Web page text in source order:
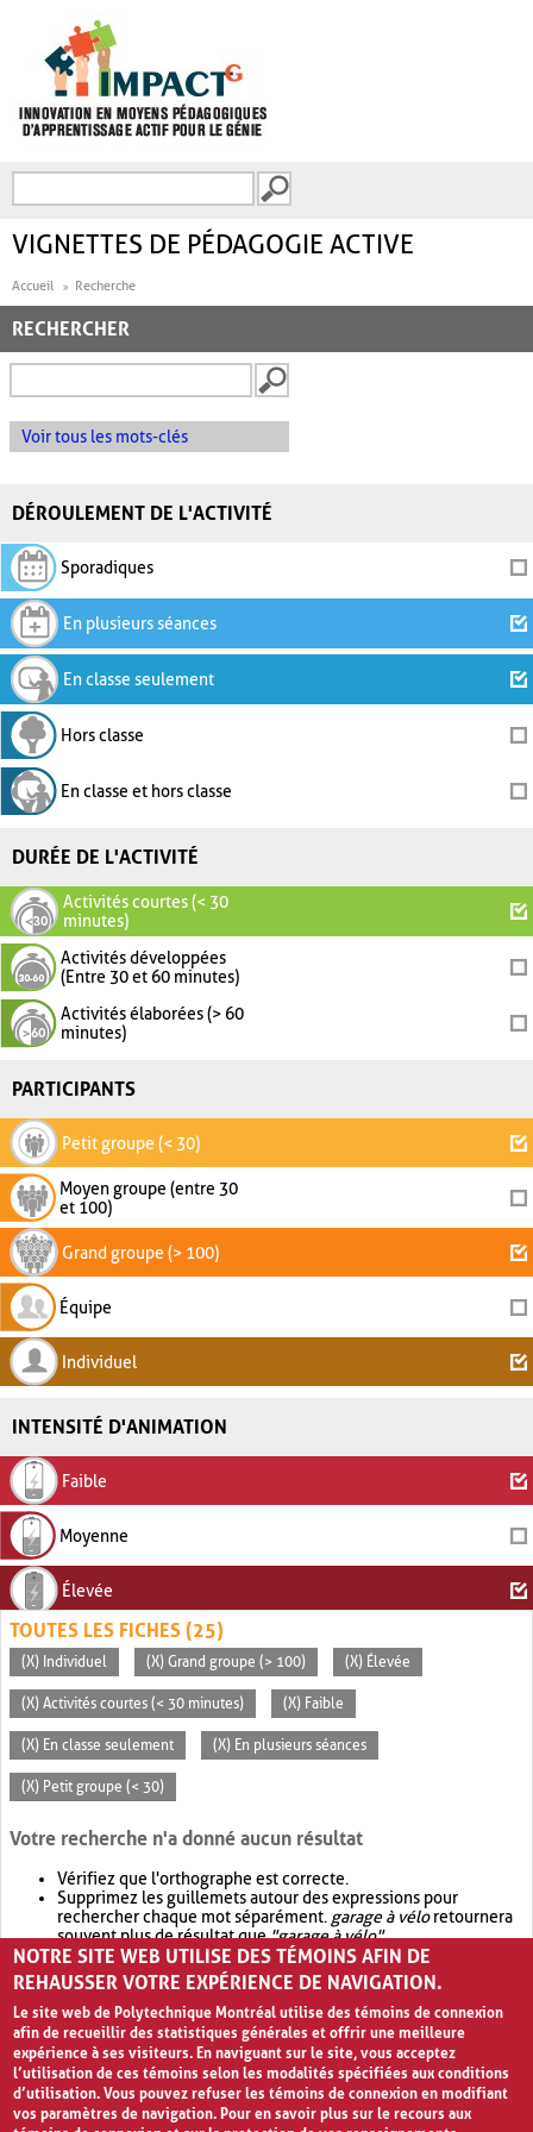
FORMULAIRE DE
VIGNETTES DE PÉDAGOGIE ACTIVE
Accueil Recherche
RECHERCHER
Voir tous les mots-clés
DÉROULEMENT DE L'ACTIVITÉ
Sporadiques
En plusieurs séances
En classe seulement
Hors classe
En classe et hors classe
DURÉE DE L'ACTIVITÉ
Activités courtes (< 30
minutes)
Activités développées
(Entre 30 et 60 minutes)
Activités élaborées (> 60
minutes)
PARTICIPANTS
Petit groupe (< 30)
Moyen groupe (entre 30
et 100)
Grand groupe (> 100)
Équipe
Individuel
INTENSITÉ D'ANIMATION
Faible
Moyenne
Élevée
TOUTES LES FICHES (25)
(X) Individuel (X) Grand groupe (> 100) (X) Élevée
(X) Activités courtes (< 30 minutes) (X) Faible
(X) En classe seulement (X) En plusieurs séances
(X) Petit groupe (< 30)
Votre recherche n'a donné aucun résultat
Vérifiez que l'orthographe est correcte.
Supprimez les guillemets autour des expressions pour
rechercher chaque mot séparément. garage à véloretournera
souvent plus de résultat que"garage à vélo".
Envisagez d'élargir votre recherche avec OR.garage OR vélo
retournera souvent plus de résultat quegarage à vélo
NOTRE SITE WEB UTILISE DES TÉMOINS AFIN DE
REHAUSSER VOTRE EXPÉRIENCE DE NAVIGATION.
Le site web de Polytechnique Montréal utilise des témoins de connexion
afin de recueillir des statistiques générales et offrir une meilleure
expérience à ses visiteurs. En naviguant sur le site, vous acceptez
l’utilisation de ces témoins selon les modalités spécifiées aux conditions
d’utilisation. Vous pouvez refuser les témoins de connexion en modifiant
vos paramètres de navigation. Pour en savoir plus sur le recours aux